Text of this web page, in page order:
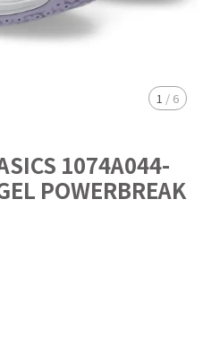
1 / 6
1074A044-
POWERBREAK